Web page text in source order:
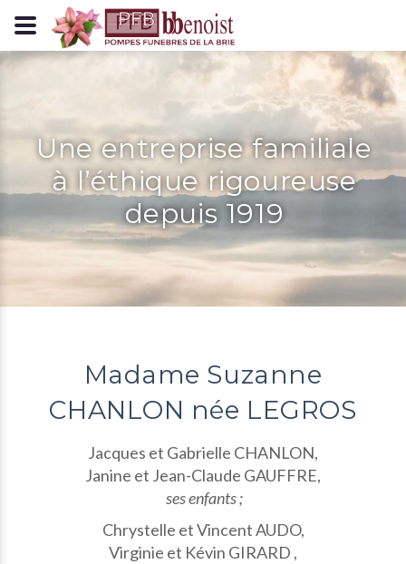
Panneau de gestion des cookies
Une entreprise familiale
à l’éthique rigoureuse
depuis 1919
Madame Suzanne
CHANLON née LEGROS
Jacques et Gabrielle CHANLON,
Janine et Jean-Claude GAUFFRE,
ses enfants ;
Chrystelle et Vincent AUDO,
Virginie et Kévin GIRARD ,